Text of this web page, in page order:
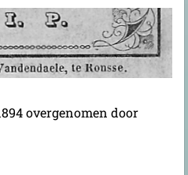
overgenomen door